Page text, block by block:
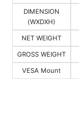
DIMENSION
(WXDXH)
NET WEIGHT
GROSS WEIGHT
VESA Mount